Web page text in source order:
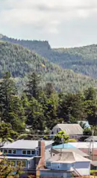
एक्सप्लोर करें।